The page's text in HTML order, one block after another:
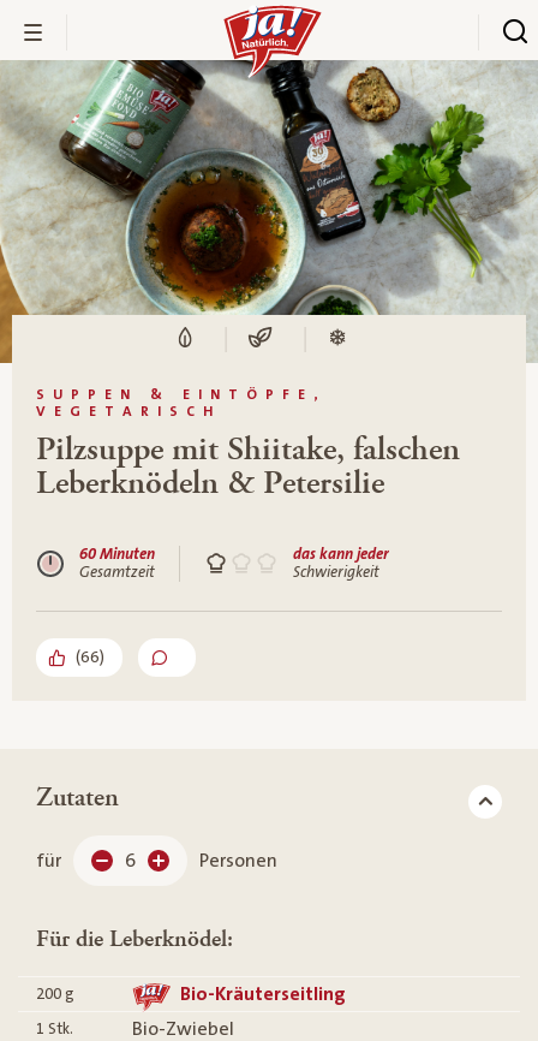
SUPPEN & EINTÖPFE,
VEGETARISCH
Pilzsuppe mit Shiitake, falschen
Leberknödeln & Petersilie
60 Minuten
Gesamtzeit
das kann jeder
Schwierigkeit
(66)
Zutaten
für 6 Personen
Für die Leberknödel:
200 g Bio-Kräuterseitling
1 Stk. Bio-Zwiebel